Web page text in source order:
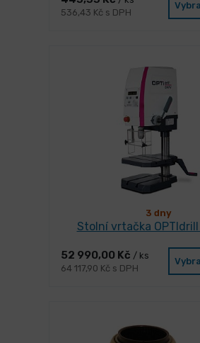
536,43 Kč s DPH
3 dny
Stolní vrtačka OPTIdrill
52 990,00 Kč / ks
64 117,90 Kč s DPH